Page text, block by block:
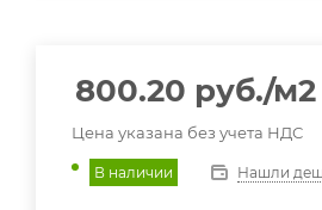
800.20 руб./м2
Цена указана без учета НДС
В наличии Нашли